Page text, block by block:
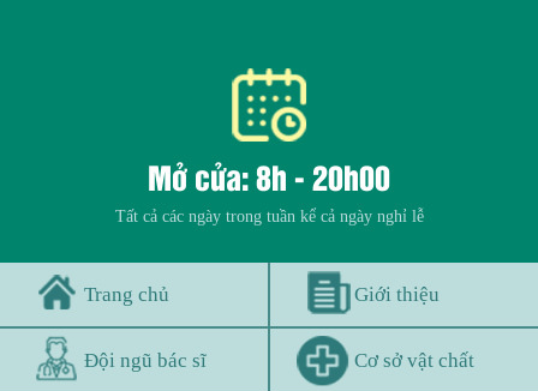
Mở cửa: 8h - 20h00
Tất cả các ngày trong tuần kể cả ngày nghỉ lễ
Trang chủ Giới thiệu
Đội ngũ bác sĩ Cơ sở vật chất